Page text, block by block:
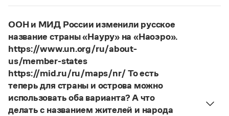
Словари русского языка как государственного
Справочники
Правила русской орфографии и пунктуации
Русский язык. Краткий теоретический курс
для школьников
Письмовник
Справочник по пунктуации
Словарь методических терминов
ФамилияРебежасклоняется (и мужская, и
Страница ответа
ООН и МИД России изменили русское
название страны «Науру» на «Наоэро».
https://www.un.org/ru/about-
us/member-states
https://mid.ru/ru/maps/nr/ То есть
теперь для страны и острова можно
использовать оба варианта? А что
делать с названием жителей и народа